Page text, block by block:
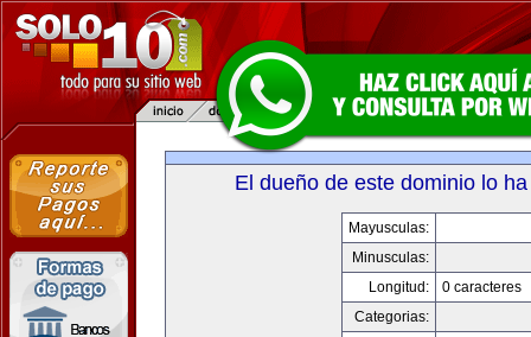
El dueño de este dominio lo
Mayusculas:
Minusculas:
Longitud:
0 caracteres
Categorias: